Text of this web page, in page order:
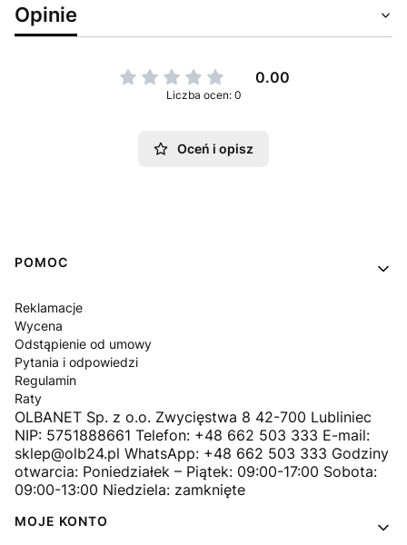
Opinie
0.00
Liczba ocen: 0
Oceń i opisz
Linki w stopce
POMOC
Reklamacje
Wycena
Odstąpienie od umowy
Pytania i odpowiedzi
Regulamin
Raty
OLBANET Sp. z o.o. Zwycięstwa 8 42-700 Lubliniec
NIP: 5751888661 Telefon: +48 662 503 333 E-mail:
sklep@olb24.pl WhatsApp: +48 662 503 333 Godziny
otwarcia: Poniedziałek – Piątek: 09:00-17:00 Sobota:
09:00-13:00 Niedziela: zamknięte
MOJE KONTO